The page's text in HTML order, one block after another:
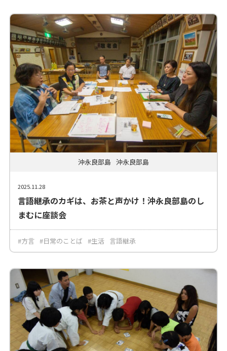
沖永良部島 沖永良部島
2025.11.28
言語継承のカギは、お茶と声かけ！沖永良部島のし
まむに座談会
#方言 #日常のことば #生活 言語継承